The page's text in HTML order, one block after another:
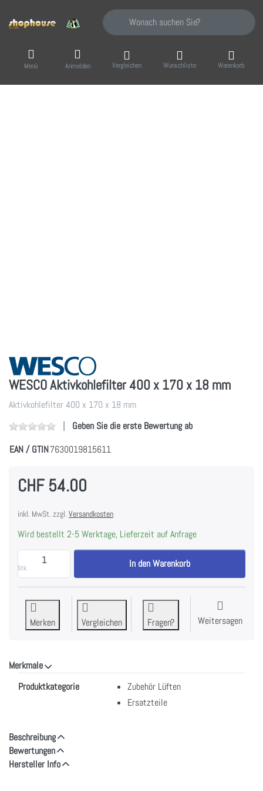
Geben Sie einen Suchbegriff ein. Während
Menü Anmelden Vergleichen Wunschliste Warenkorb
WESCO Aktivkohlefilter 400 x 170 x 18 mm
Aktivkohlefilter 400 x 170 x 18 mm
Geben Sie die erste Bewertung ab
EAN / GTIN7630019815611
CHF 54.00
inkl. MwSt. zzgl. Versandkosten
Wird bestellt 2-5 Werktage, Lieferzeit auf Anfrage
Stk.
WESCO Aktivkohlefilter 400 x 170 x 18 mm zu CHF
In den Warenkorb
Merken Vergleichen Fragen? Weitersagen
Merkmale
Produktkategorie
Zubehör Lüften
Ersatzteile
Beschreibung
Bewertungen
Hersteller Info